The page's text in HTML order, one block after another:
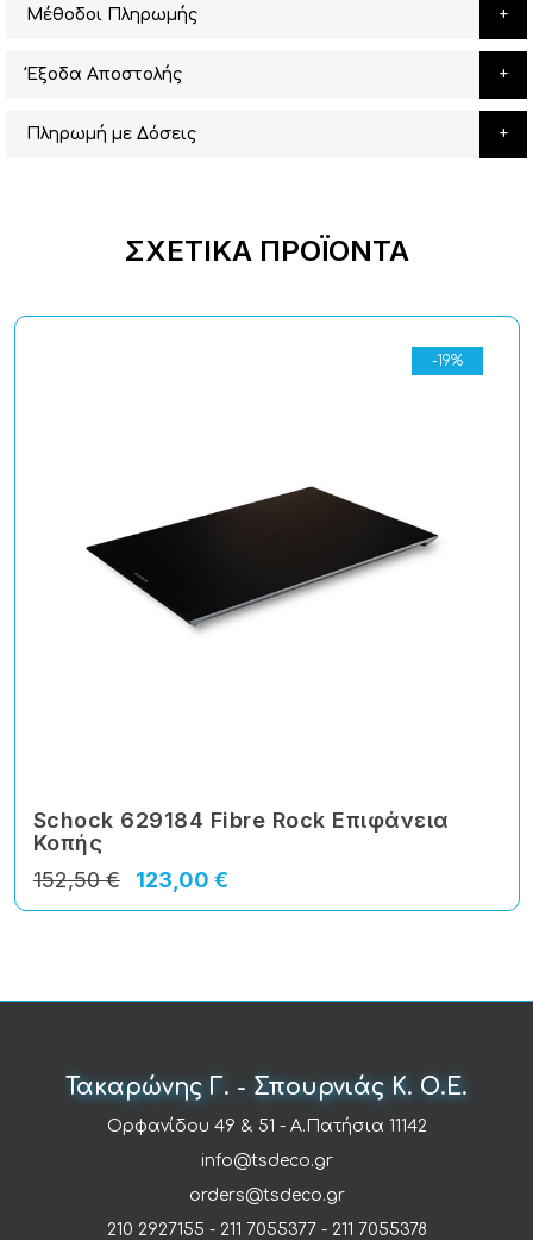
Μέθοδοι Πληρωμής
Έξοδα Αποστολής
Πληρωμή με Δόσεις
ΣΧΕΤΙΚΆ ΠΡΟΪΌΝΤΑ
-19%
Schock 629184 Fibre Rock Επιφάνεια
Κοπής
123,00 €
152,50 €
Τακαρώνης Γ. - Σπουρνιάς Κ. Ο.Ε.
Ορφανίδου 49 & 51 - Α.Πατήσια 11142
info@tsdeco.gr
orders@tsdeco.gr
210 2927155 - 211 7055377- 211 7055378